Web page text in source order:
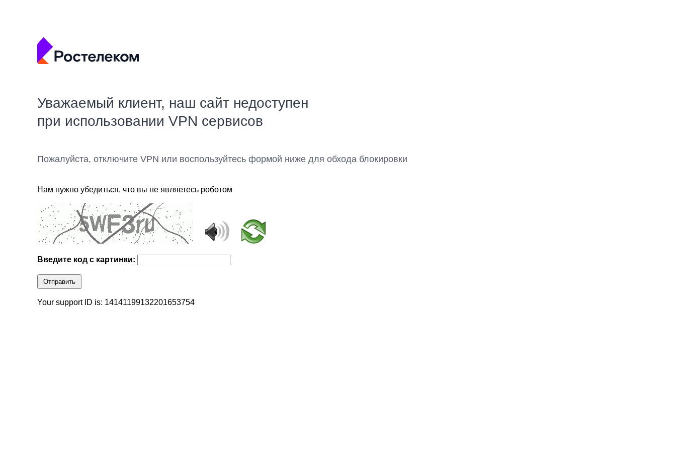
Уважаемый клиент, наш сайт недоступен
при использовании VPN сервисов
Пожалуйста, отключите VPN или воспользуйтесь формой ниже для обхода блокировки
Нам нужно убедиться, что вы не являетесь роботом
Введите код с картинки:
Отправить
Your support ID is: 14141199132201653754